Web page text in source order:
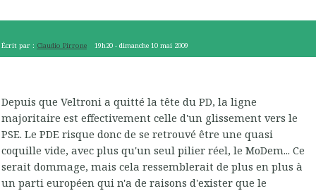
Écrit par : Claudio Pirrone 19h20 -dimanche 10 mai 2009
Depuis que Veltroni a quitté la tête du PD, la ligne
majoritaire est effectivement celle d'un glissement vers le
PSE. Le PDE risque donc de se retrouvé être une quasi
coquille vide, avec plus qu'un seul pilier réel, le MoDem... Ce
serait dommage, mais cela ressemblerait de plus en plus à
un parti européen qui n'a de raisons d'exister que le